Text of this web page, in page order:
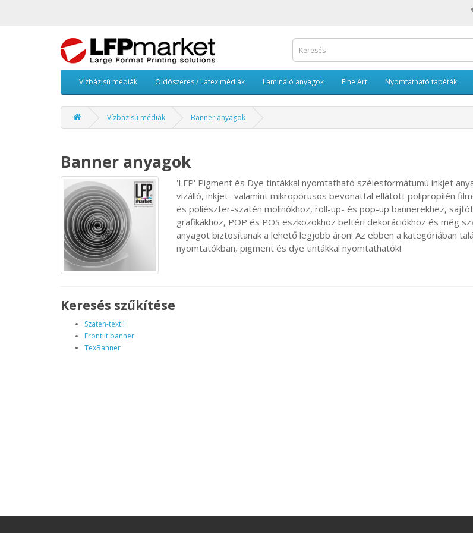
Vízbázisú médiák Oldószeres / Latex médiák Lamináló anyagok Fine Art Nyomtatható tapéták
Vízbázisú médiák Banner anyagok
Banner anyagok
'LFP' Pigment és Dye tintákkal nyomtatható szélesformátumú inkjet
vízálló, inkjet- valamint mikropórusos bevonattal ellátott polipropilén
és poliészter-szatén molinókhoz, roll-up- és pop-up bannerekhez,
grafikákhoz, POP és POS eszközökhöz beltéri dekorációkhoz és még
anyagot biztosítanak a lehető legjobb áron! Az ebben a kategóriában
nyomtatókban, pigment és dye tintákkal nyomtathatók!
Keresés szűkítése
Szatén-textil
Frontlit banner
TexBanner